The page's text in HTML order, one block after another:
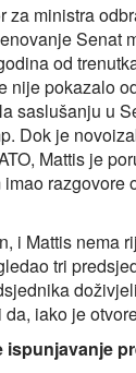
za ministra
Senat
od
nije pokazalo
saslušanju u
Dok je
Mattis je
imao
i Mattis nema
tri
da, iako je
ispunjavanje